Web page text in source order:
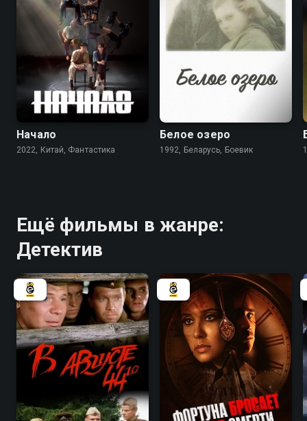
8.1 8.1
Начало
2022, Китай, Фантастика
Белое озеро
1992, Беларусь, Боевик
Ещё фильмы в жанре:
Детектив